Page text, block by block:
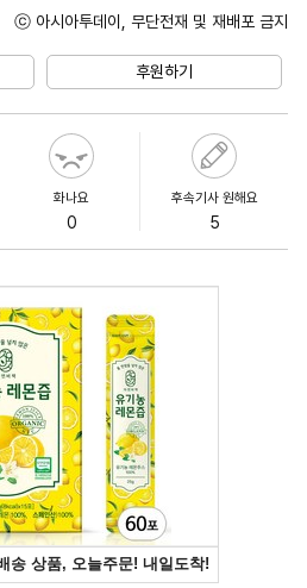
ⓒ 아시아투데이, 무단전재 및 재배포 금지
후원하기
화나요
0
후속기사 원해요
5